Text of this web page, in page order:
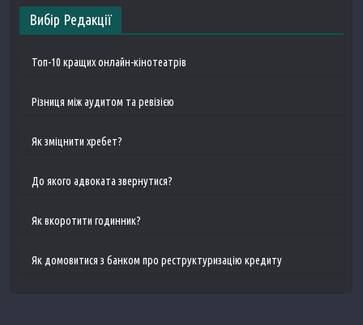
Вибір Редакції
Топ-10 кращих онлайн-кінотеатрів
Різниця між аудитом та ревізією
Як зміцнити хребет?
До якого адвоката звернутися?
Як вкоротити годинник?
Як домовитися з банком про реструктуризацію кредиту